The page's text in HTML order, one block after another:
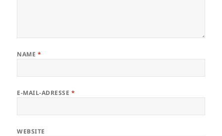
NAME *
E-MAIL-ADRESSE *
WEBSITE